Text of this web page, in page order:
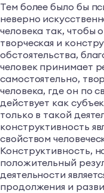
Тем более было бы
неверно
человека так, чтобы
творческая и
обстоятельства,
человек принимает
самостоятельно,
человека, где он по
действует как
только в такой
конструктивность
свойством
Конструктивность,
положительный
деятельности
продолжения и